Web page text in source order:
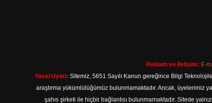
Reklam ve İletişim: E-
Yasal Uyarı: Sitemiz, 5651 Sayılı Kanun gereğince Bilgi
araştırma yükümlülüğümüz bulunmamaktadır. Ancak, üyelerimiz
şahıs şirketi ile hiçbir bağlantısı bulunmamaktadır. Sitede